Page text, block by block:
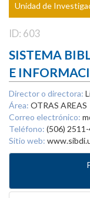
Unidad de
ID: 603
SISTEMA
E
Director o directora:
Área: OTRAS AREAS
Correo electrónico:
Teléfono: (506)
Sitio web: